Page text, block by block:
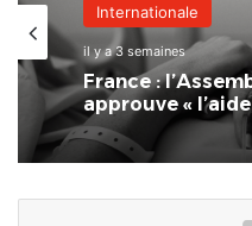
Internationale
il y a 3 semaines
France :
approuve «